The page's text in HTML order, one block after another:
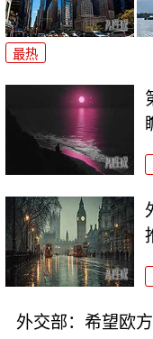
最热
外交部：希望欧